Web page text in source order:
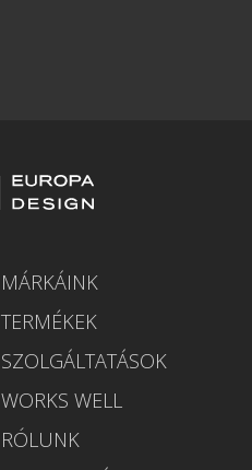
MÁRKÁINK
TERMÉKEK
SZOLGÁLTATÁSOK
WORKS WELL
RÓLUNK